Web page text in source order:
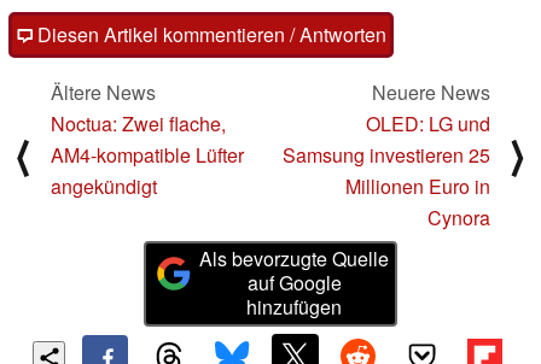
Diesen Artikel kommentieren / Antworten
⟨
Ältere News
Noctua: Zwei flache,
AM4-kompatible Lüfter
angekündigt
Neuere News
OLED: LG und
Samsung investieren 25
Millionen Euro in
Cynora
⟩
Als bevorzugte Quelle
auf Google
hinzufügen